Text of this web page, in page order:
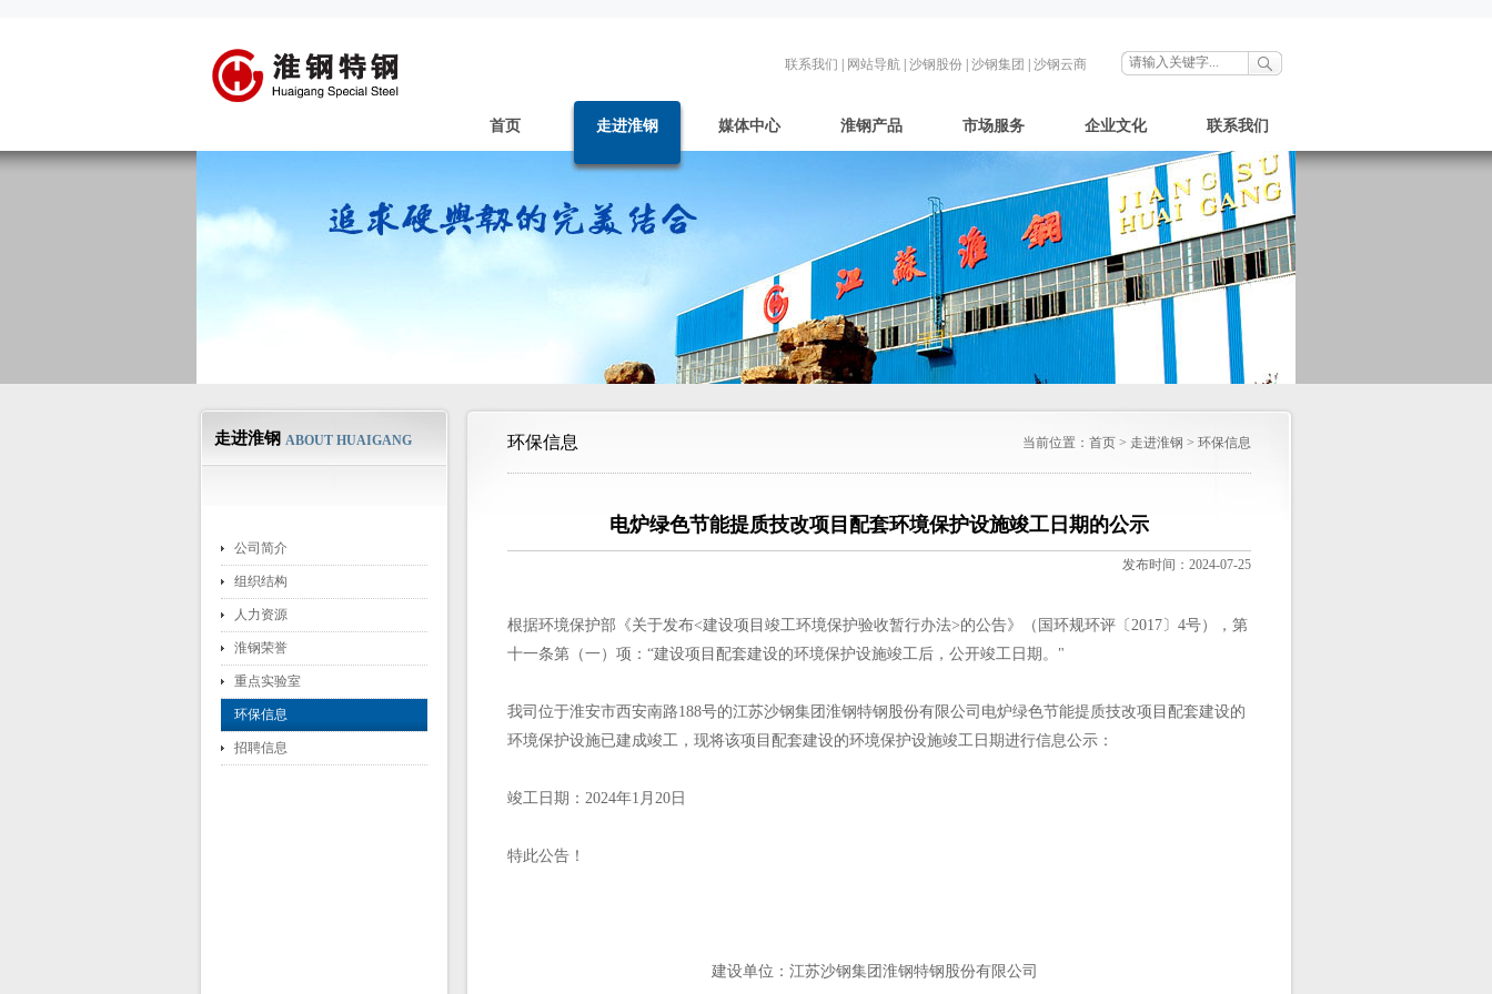
联系我们 网站导航 沙钢股份 沙钢集团 沙钢云商
首页 走进淮钢 媒体中心 淮钢产品 市场服务 企业文化 联系我们
走进淮钢 ABOUT HUAIGANG
公司简介
组织结构
人力资源
淮钢荣誉
重点实验室
环保信息
招聘信息
当前位置： 首页 > 走进淮钢 > 环保信息
环保信息
电炉绿色节能提质技改项目配套环境保护设施竣工日期的公示
发布时间：2024-07-25
根据环境保护部《关于发布<建设项目竣工环境保护验收暂行办法>的公告》（国环规环评〔2017〕4号），第
十一条第（一）项：“建设项目配套建设的环境保护设施竣工后，公开竣工日期。"
我司位于淮安市西安南路188号的江苏沙钢集团淮钢特钢股份有限公司电炉绿色节能提质技改项目配套建设的
环境保护设施已建成竣工，现将该项目配套建设的环境保护设施竣工日期进行信息公示：
竣工日期：2024年1月20日
特此公告！
建设单位：江苏沙钢集团淮钢特钢股份有限公司